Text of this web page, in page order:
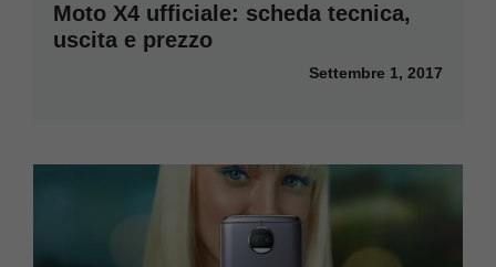
Moto X4 ufficiale: scheda tecnica,
uscita e prezzo
Settembre 1, 2017